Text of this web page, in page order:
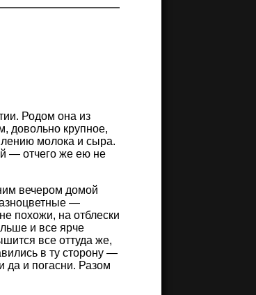
Родом она из
довольно крупное,
молока и сыра.
— отчего же ею не
вечером домой
—
похожи, на отблески
и все ярче
все оттуда же,
в ту сторону —
да и погасни. Разом